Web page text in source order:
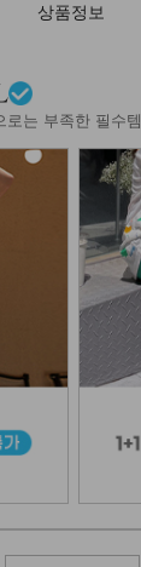
상품정보
는 부족한 필수템